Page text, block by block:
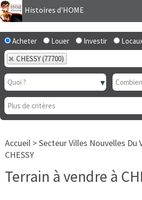
Histoires d'HOME
Acheter Louer Investir
CHESSY (77700)
Accueil >Secteur Villes Nouvelles Du
CHESSY
Terrain à vendre à